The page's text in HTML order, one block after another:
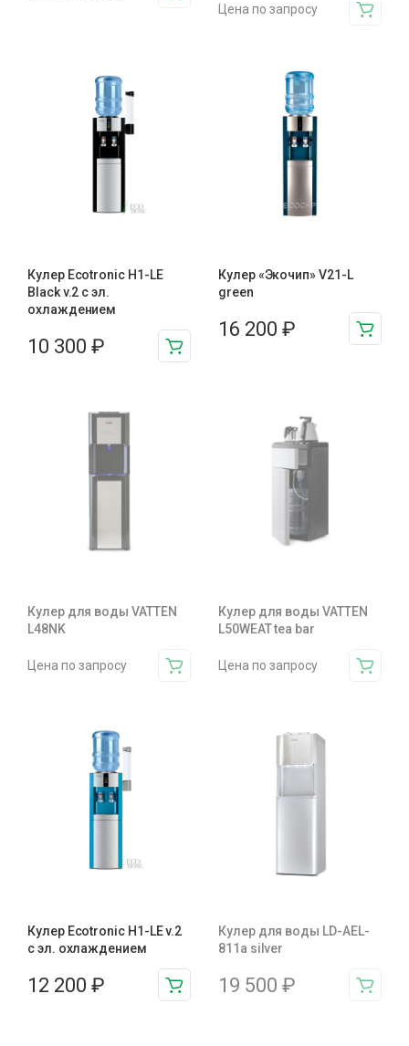
Цена по запросу
Кулер Ecotronic H1-LE
Black v.2 с эл.
охлаждением
10 300 ₽
Кулер «Экочип» V21-L
green
16 200 ₽
Кулер для воды VATTEN
L48NK
Цена по запросу
Кулер для воды VATTEN
L50WEAT tea bar
Цена по запросу
Кулер Ecotronic H1-LE v.2
с эл. охлаждением
12 200 ₽
Кулер для воды LD-AEL-
811a silver
19 500 ₽